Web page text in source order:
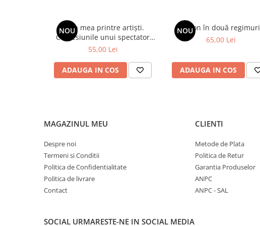
Călătorind in căutarea „culorii” (1861-1877)
Spre Paris, la studii
Intrarea in pădurea de la Fontainebleau
Experienţa impresionismului
Bursier al Ţărilor Romane
Război in culori grigoresciene
Instrăinarea. Refugiul la Vitré
Poezia chipului feminin
Ultimul anotimp (1887-1907)
Cronologie
Bibliografie
NOU
Viața mea printre artiști.
Confesiunile unui spectator
fidel
55,00 Lei
ADAUGA IN COS
NOU
Spion în două regimuri
65,00 Lei
ADAUGA IN COS
MAGAZINUL MEU
Despre noi
Termeni si Conditii
Politica de Confidentialitate
Politica de livrare
Contact
CLIENTI
Metode de Plata
Politica de Retur
Garantia Produselor
ANPC
ANPC - SAL
SOCIAL URMARESTE-NE IN SOCIAL MEDIA